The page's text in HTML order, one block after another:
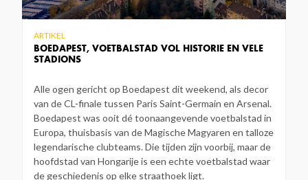
BOEDAPEST, VOETBALSTAD VOL HISTORIE EN VELE
STADIONS
ARTIKEL
Alle ogen gericht op Boedapest dit weekend, als decor
van de CL-finale tussen Paris Saint-Germain en Arsenal.
Boedapest was ooit dé toonaangevende voetbalstad in
Europa, thuisbasis van de Magische Magyaren en talloze
legendarische clubteams. Die tijden zijn voorbij, maar de
hoofdstad van Hongarije is een echte voetbalstad waar
de geschiedenis op elke straathoek ligt.